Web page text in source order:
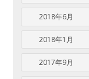
2018年6月
2018年1月
2017年9月